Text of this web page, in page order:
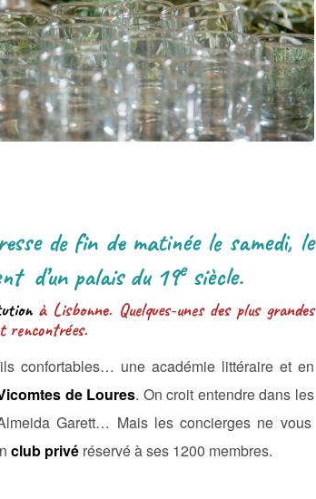
de fin de matinée le samedi, le
d’un palais du 19esiècle.
à Lisbonne. Quelques-unes des plus grandes
rencontrées.
confortables… une académie littéraire et en
de Loures. On croit entendre dans les
Garett… Mais les concierges ne vous
club privé réservé à ses 1200 membres.